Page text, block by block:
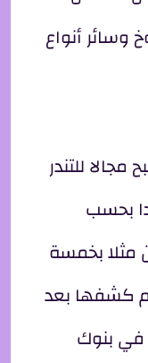
وسائر أنواع
أصبح مجالا للتندر
بحسب
مثلا بخمسة
تم كشفها بعد
في بنوك